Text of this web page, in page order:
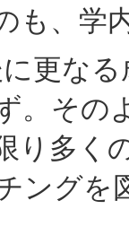
も、学
に更な
。その
り多く
ングを